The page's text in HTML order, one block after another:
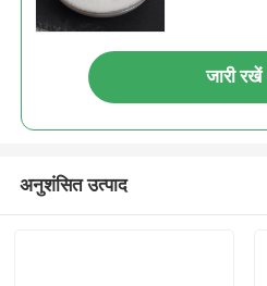
जारी रखें
अनुशंसित उत्पाद